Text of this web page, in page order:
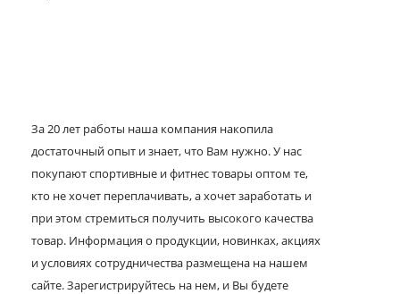
За 20 лет работы наша компания накопила
достаточный опыт и знает, что Вам нужно. У нас
покупают спортивные и фитнес товары оптом те,
кто не хочет переплачивать, а хочет заработать и
при этом стремиться получить высокого качества
товар. Информация о продукции, новинках, акциях
и условиях сотрудничества размещена на нашем
сайте. Зарегистрируйтесь на нем, и Вы будете